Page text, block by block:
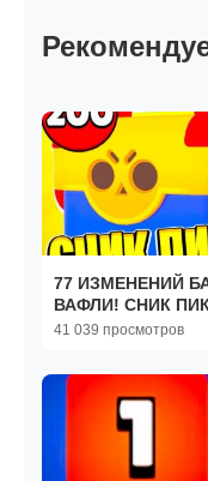
77 ИЗМЕНЕНИЙ
ВАФЛИ! СНИК ПИК
41 039 просмотров